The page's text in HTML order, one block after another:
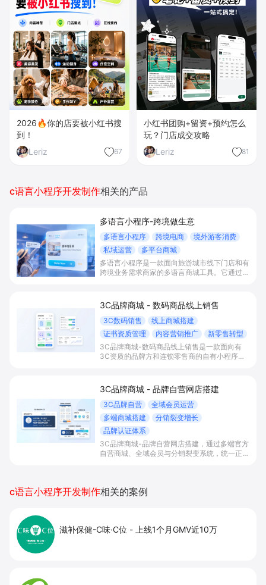
2026🔥你的店要被小红书搜
到！
Leriz
67
小红书团购+留资+预约怎么
玩？门店成交攻略
Leriz
81
c语言小程序开发制作相关的产品
多语言小程序-跨境做生意
多语言小程序 跨境电商
境外游客消费
私域运营
多平台商城
多语言小程序是一款面向旅游城市线下门店和有
跨境业务需求商家的多语言商城工具。它通过多
益展示，以及多平台小程序商城搭建，帮助商家
在接待境外游客和跨境电商场景下统一承接国内
与海外客群订单，并做好会员沉淀与复购运营。
3C品牌商城 - 数码商品线上销售
3C数码销售
线上商城搭建
证书资质管理
内容营销推广
新零售转型
3C品牌商城-数码商品线上销售是一款面向有
3C资质的品牌方和连锁零售商的自有小程序商
速搭建数码商城、提升年轻客群转化并完成线上
线下一体化经营。
3C品牌商城 - 品牌自营网店搭建
3C品牌自营
全域会员运营
多端商城搭建
分销裂变增长
品牌认证体系
3C品牌商城-品牌自营网店搭建，通过多端官方
自营商城、全域会员与分销裂变系统，统一正品
c语言小程序开发制作相关的案例
滋补保健-C味·C位 - 上线1个月GMV近10万